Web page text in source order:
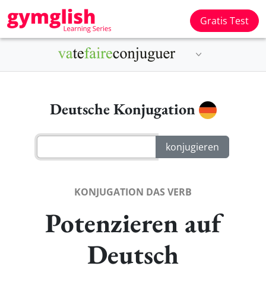
Gratis Test
Deutsche Konjugation
KONJUGATION DAS VERB
Potenzieren auf
Deutsch